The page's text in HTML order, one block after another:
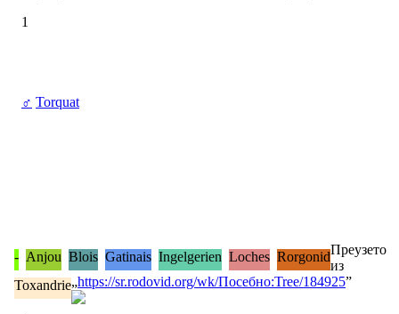
1
♂ Torquat
- Anjou Blois Gatinais Ingelgerien Loches Rorgonid
Toxandrie
Преузето
из
„https://sr.rodovid.org/wk/Посебно:Tree/184925”